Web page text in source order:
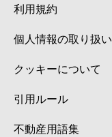
利用規約
個人情報の取り扱い
クッキーについて
引用ルール
不動産用語集